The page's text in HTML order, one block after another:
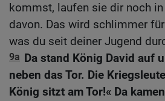
kommst, laufen sie dir noch
davon. Das wird schlimmer
was du seit deiner Jugend
9a Da stand König David auf
neben das Tor. Die
König sitzt am Tor!« Da